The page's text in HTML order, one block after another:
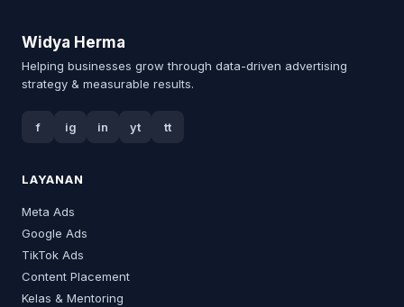
Widya Herma
Helping businesses grow through data-driven advertising
strategy & measurable results.
f ig in yt tt
LAYANAN
Meta Ads
Google Ads
TikTok Ads
Content Placement
Kelas & Mentoring